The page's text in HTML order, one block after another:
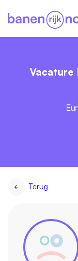
Vacature
Terug